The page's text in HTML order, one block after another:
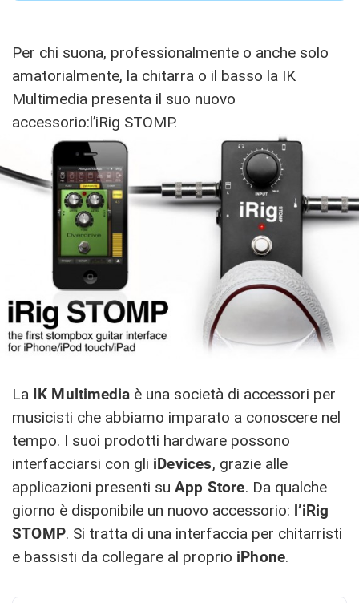
Per chi suona, professionalmente o anche solo
amatorialmente, la chitarra o il basso la IK
Multimedia presenta il suo nuovo
accessorio:l’iRig STOMP.
La IK Multimedia è una società di accessori per
musicisti che abbiamo imparato a conoscere nel
tempo. I suoi prodotti hardware possono
interfacciarsi con gli iDevices, grazie alle
applicazioni presenti su App Store. Da qualche
giorno è disponibile un nuovo accessorio: l’iRig
STOMP. Si tratta di una interfaccia per chitarristi
e bassisti da collegare al proprio iPhone.